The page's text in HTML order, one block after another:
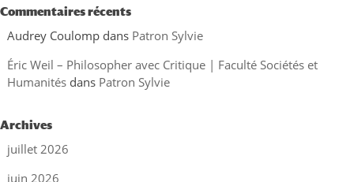
Commentaires récents
Audrey Coulompdans Patron Sylvie
Éric Weil – Philosopher avec Critique | Faculté Sociétés et
Humanitésdans Patron Sylvie
Archives
juillet 2026
juin 2026